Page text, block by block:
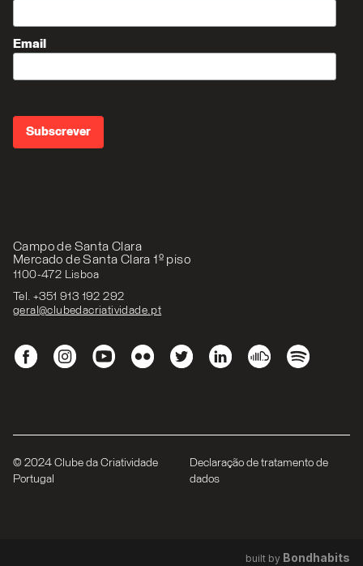
Campo de Santa Clara
Mercado de Santa Clara 1º piso
1100-472 Lisboa
Tel. +351 913 192 292
geral@clubedacriatividade.pt
Email
© 2024 Clube da Criatividade
Portugal
Declaração de tratamento de
dados
built by Bondhabits